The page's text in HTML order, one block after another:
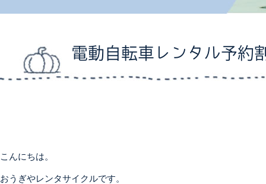
電動自転車レンタル予約
こんにちは。
おうぎやレンタサイクルです。